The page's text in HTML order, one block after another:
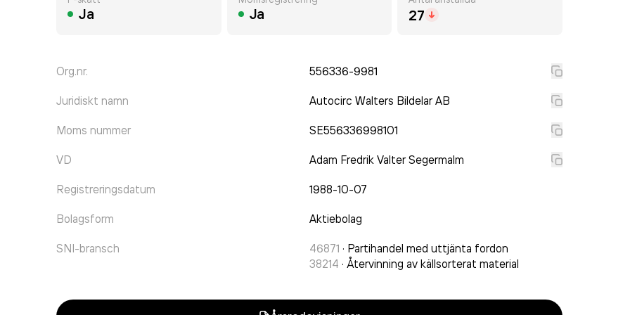
Ja Ja 27
Org.nr. 556336-9981
Juridiskt namn Autocirc Walters Bildelar AB
Moms nummer SE556336998101
VD Adam Fredrik Valter Segermalm
Registreringsdatum 1988-10-07
Bolagsform Aktiebolag
SNI-bransch 46871 · Partihandel med uttjänta fordon
38214 · Återvinning av källsorterat material